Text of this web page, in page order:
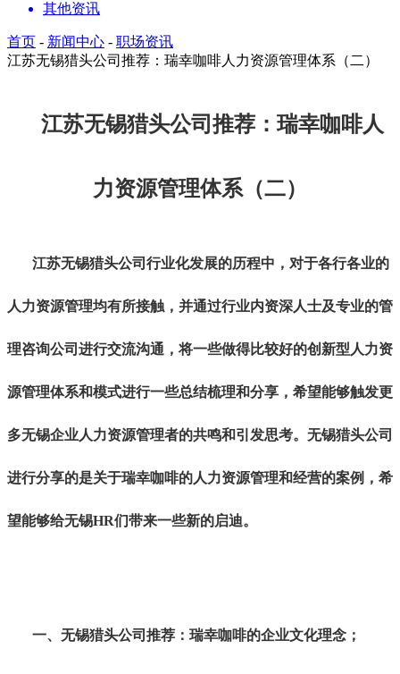
其他资讯
首页 - 新闻中心 - 职场资讯
江苏无锡猎头公司推荐：瑞幸咖啡人力资源管理体系（二）
江苏无锡猎头公司推荐：瑞幸咖啡人
力资源管理体系（二）
江苏无锡猎头公司行业化发展的历程中，对于各行各业的
人力资源管理均有所接触，并通过行业内资深人士及专业的管
理咨询公司进行交流沟通，将一些做得比较好的创新型人力资
源管理体系和模式进行一些总结梳理和分享，希望能够触发更
多无锡企业人力资源管理者的共鸣和引发思考。 无锡猎头公司
进行分享的是关于瑞幸咖啡的人力资源管理和经营的案例，希
望能够给无锡HR们带来一些新的启迪。
一、 无锡猎头公司推荐：瑞幸咖啡的企业文化理念；